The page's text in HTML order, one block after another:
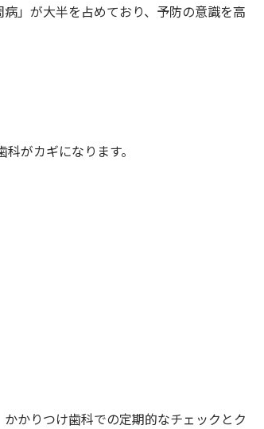
」が大半を占めており、予防の意識を高
がカギになります。
かりつけ歯科での定期的なチェックとク